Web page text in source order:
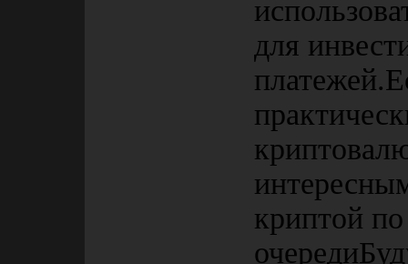
для
криптой